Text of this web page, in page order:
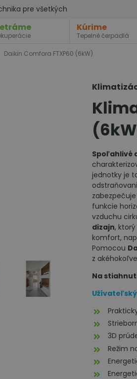
pre všetkých
Kúrime
Tepelné čerpadlá
Daikin Comfora FTXP60 (6kW)
Spoľahlivé
jednotky je
funkcie
vzduchu
dizajn,
komfort,
Pomocou
z
Na
3D
Režim